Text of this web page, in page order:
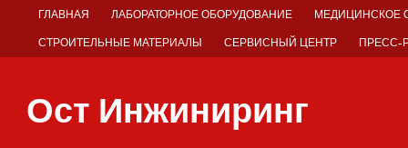
ГЛАВНАЯ ЛАБОРАТОРНОЕ ОБОРУДОВАНИЕ МЕДИЦИНСКОЕ
СТРОИТЕЛЬНЫЕ МАТЕРИАЛЫ СЕРВИСНЫЙ ЦЕНТР ПРЕСС-
Ост Инжиниринг